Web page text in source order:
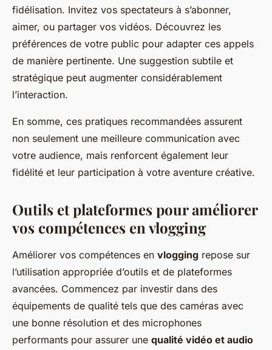
fidélisation. Invitez vos spectateurs à s’abonner,
aimer, ou partager vos vidéos. Découvrez les
préférences de votre public pour adapter ces appels
de manière pertinente. Une suggestion subtile et
stratégique peut augmenter considérablement
l’interaction.
En somme, ces pratiques recommandées assurent
non seulement une meilleure communication avec
votre audience, mais renforcent également leur
fidélité et leur participation à votre aventure créative.
Outils et plateformes pour améliorer
vos compétences en vlogging
Améliorer vos compétences en vlogging repose sur
l’utilisation appropriée d’outils et de plateformes
avancées. Commencez par investir dans des
équipements de qualité tels que des caméras avec
une bonne résolution et des microphones
performants pour assurer une qualité vidéo et audio